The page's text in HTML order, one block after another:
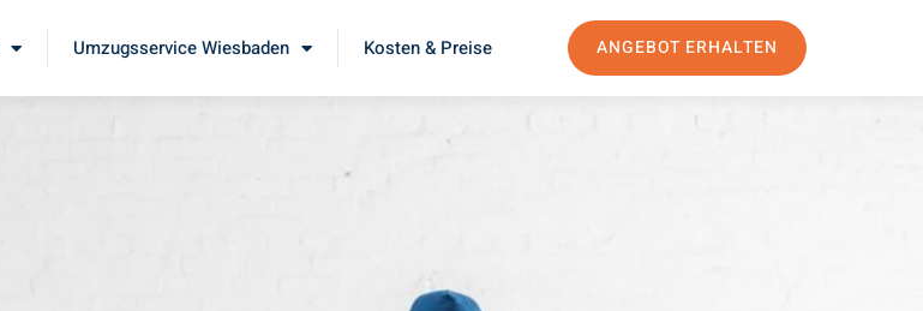
Umzugsservice Wiesbaden Kosten & Preise ANGEBOT ERHALTEN